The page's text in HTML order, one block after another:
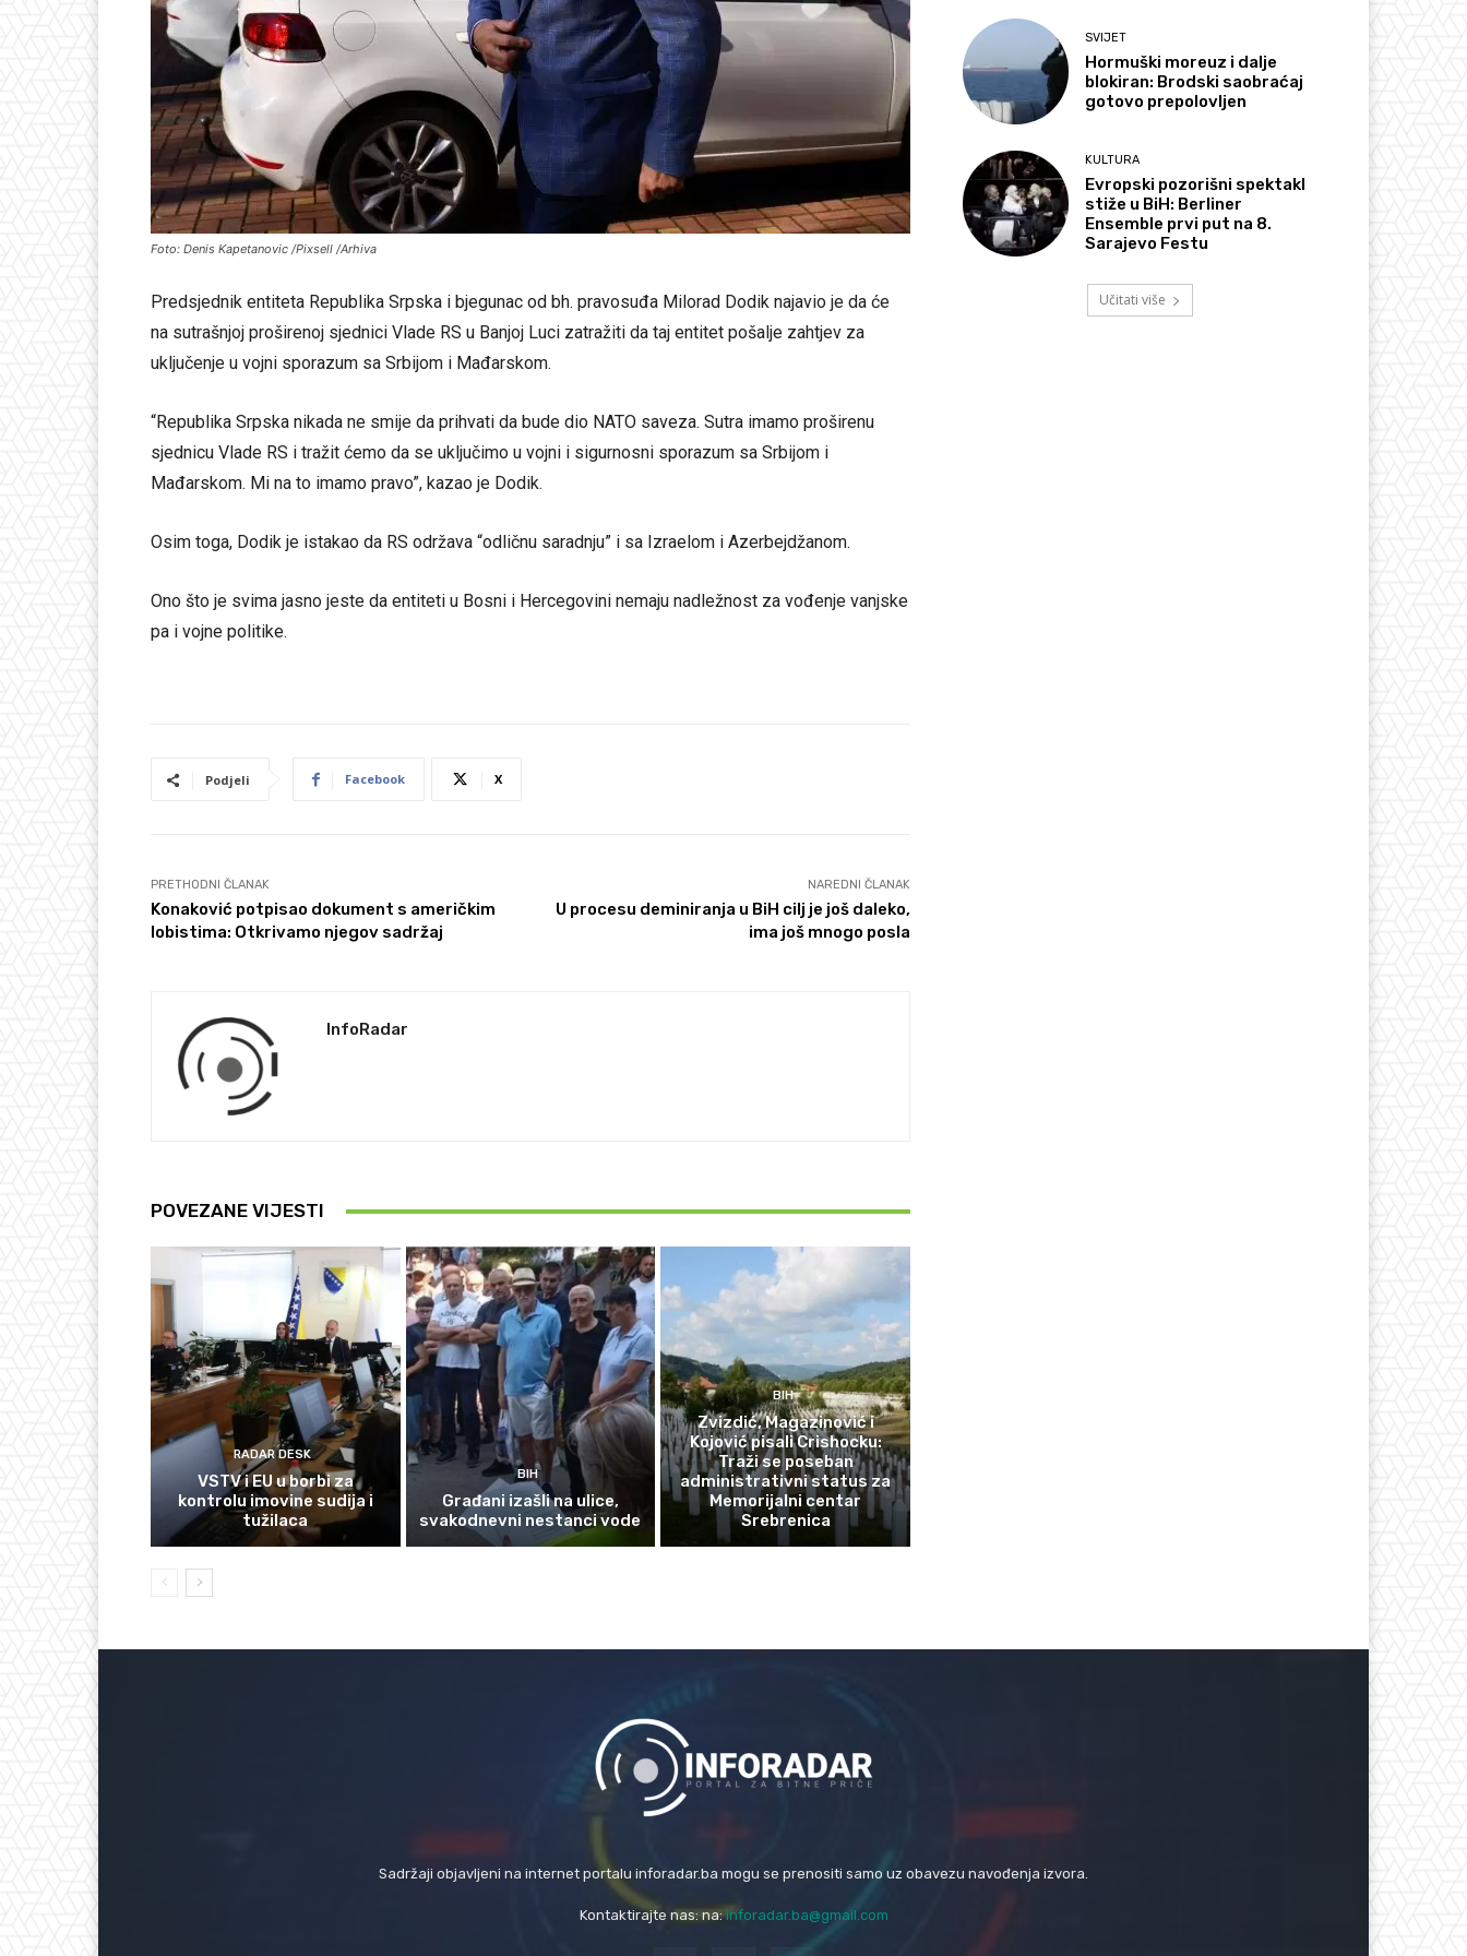
Foto: Denis Kapetanovic /Pixsell /Arhiva
Predsjednik entiteta Republika Srpska i bjegunac od bh. pravosuđa Milorad Dodik najavio je da će
na sutrašnjoj proširenoj sjednici Vlade RS u Banjoj Luci zatražiti da taj entitet pošalje zahtjev za
uključenje u vojni sporazum sa Srbijom i Mađarskom.
“Republika Srpska nikada ne smije da prihvati da bude dio NATO saveza. Sutra imamo proširenu
sjednicu Vlade RS i tražit ćemo da se uključimo u vojni i sigurnosni sporazum sa Srbijom i
Mađarskom. Mi na to imamo pravo”, kazao je Dodik.
Osim toga, Dodik je istakao da RS održava “odličnu saradnju” i sa Izraelom i Azerbejdžanom.
Ono što je svima jasno jeste da entiteti u Bosni i Hercegovini nemaju nadležnost za vođenje vanjske
pa i vojne politike.
Podjeli Facebook X
PRETHODNI ČLANAK
Konaković potpisao dokument s američkim
lobistima: Otkrivamo njegov sadržaj
NAREDNI ČLANAK
U procesu deminiranja u BiH cilj je još daleko,
ima još mnogo posla
InfoRadar
POVEZANE VIJESTI
RADAR DESK
VSTV i EU u borbi za
kontrolu imovine sudija i
tužilaca
BIH
Građani izašli na ulice,
svakodnevni nestanci vode
BIH
Zvizdić, Magazinović i
Kojović pisali Crishocku:
Traži se poseban
administrativni status za
Memorijalni centar
Srebrenica
SVIJET
Hormuški moreuz i dalje
blokiran: Brodski saobraćaj
gotovo prepolovljen
KULTURA
Evropski pozorišni spektakl
stiže u BiH: Berliner
Ensemble prvi put na 8.
Sarajevo Festu
Učitati više
Sadržaji objavljeni na internet portalu inforadar.ba mogu se prenositi samo uz obavezu navođenja izvora.
Kontaktirajte nas: na:inforadar.ba@gmail.com